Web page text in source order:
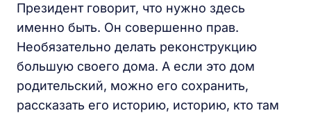
Президент говорит, что нужно здесь
именно быть. Он совершенно прав.
Необязательно делать реконструкцию
большую своего дома. А если это дом
родительский, можно его сохранить,
рассказать его историю, историю, кто там